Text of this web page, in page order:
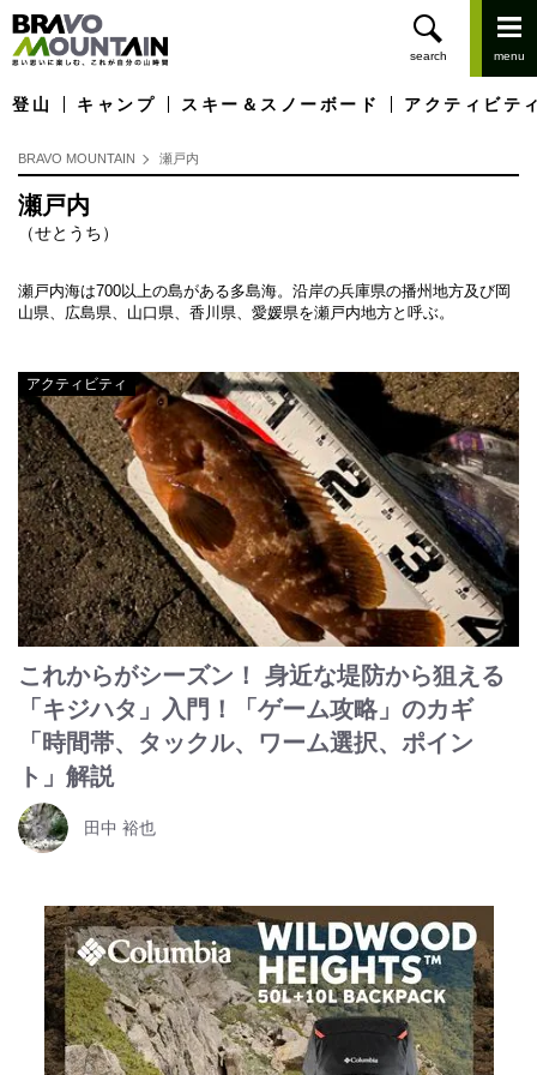
登山 キャンプ スキー＆スノーボード アクティビテ
BRAVO MOUNTAIN 瀬戸内
瀬戸内
（せとうち）
瀬戸内海は700以上の島がある多島海。沿岸の兵庫県の播州地方及び岡
山県、広島県、山口県、香川県、愛媛県を瀬戸内地方と呼ぶ。
アクティビティ
これからがシーズン！ 身近な堤防から狙える
「キジハタ」入門！「ゲーム攻略」のカギ
「時間帯、タックル、ワーム選択、ポイン
ト」解説
田中 裕也